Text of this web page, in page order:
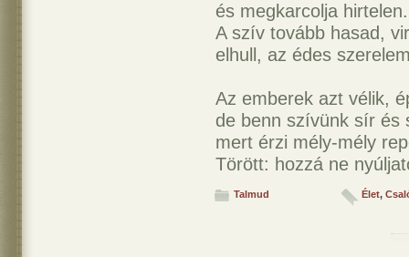
és megkarcolja hirtelen.
A szív tovább hasad,
elhull, az édes
Az emberek azt vélik,
de benn szívünk sír és
mert érzi mély-mély
Törött: hozzá ne
Talmud Élet,